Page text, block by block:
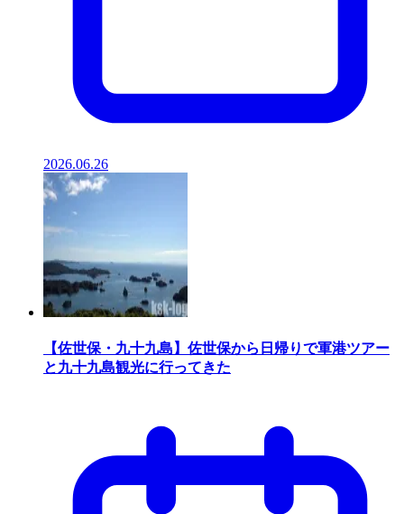
2026.06.26
【佐世保・九十九島】佐世保から日帰りで軍港ツアー
と九十九島観光に行ってきた